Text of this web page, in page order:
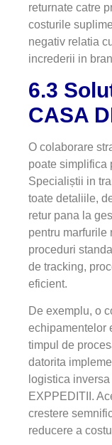
returnate catre
costurile
negativ relatia
increderii in
6.3
CASA
O colaborare
poate simplifica
Specialiștii in
toate detaliile,
retur pana la
pentru marfurile
proceduri
de tracking,
eficient.
De exemplu, o
echipamentelor
timpul de
datorita
logistica
EXPPEDITII.
crestere
reducere a